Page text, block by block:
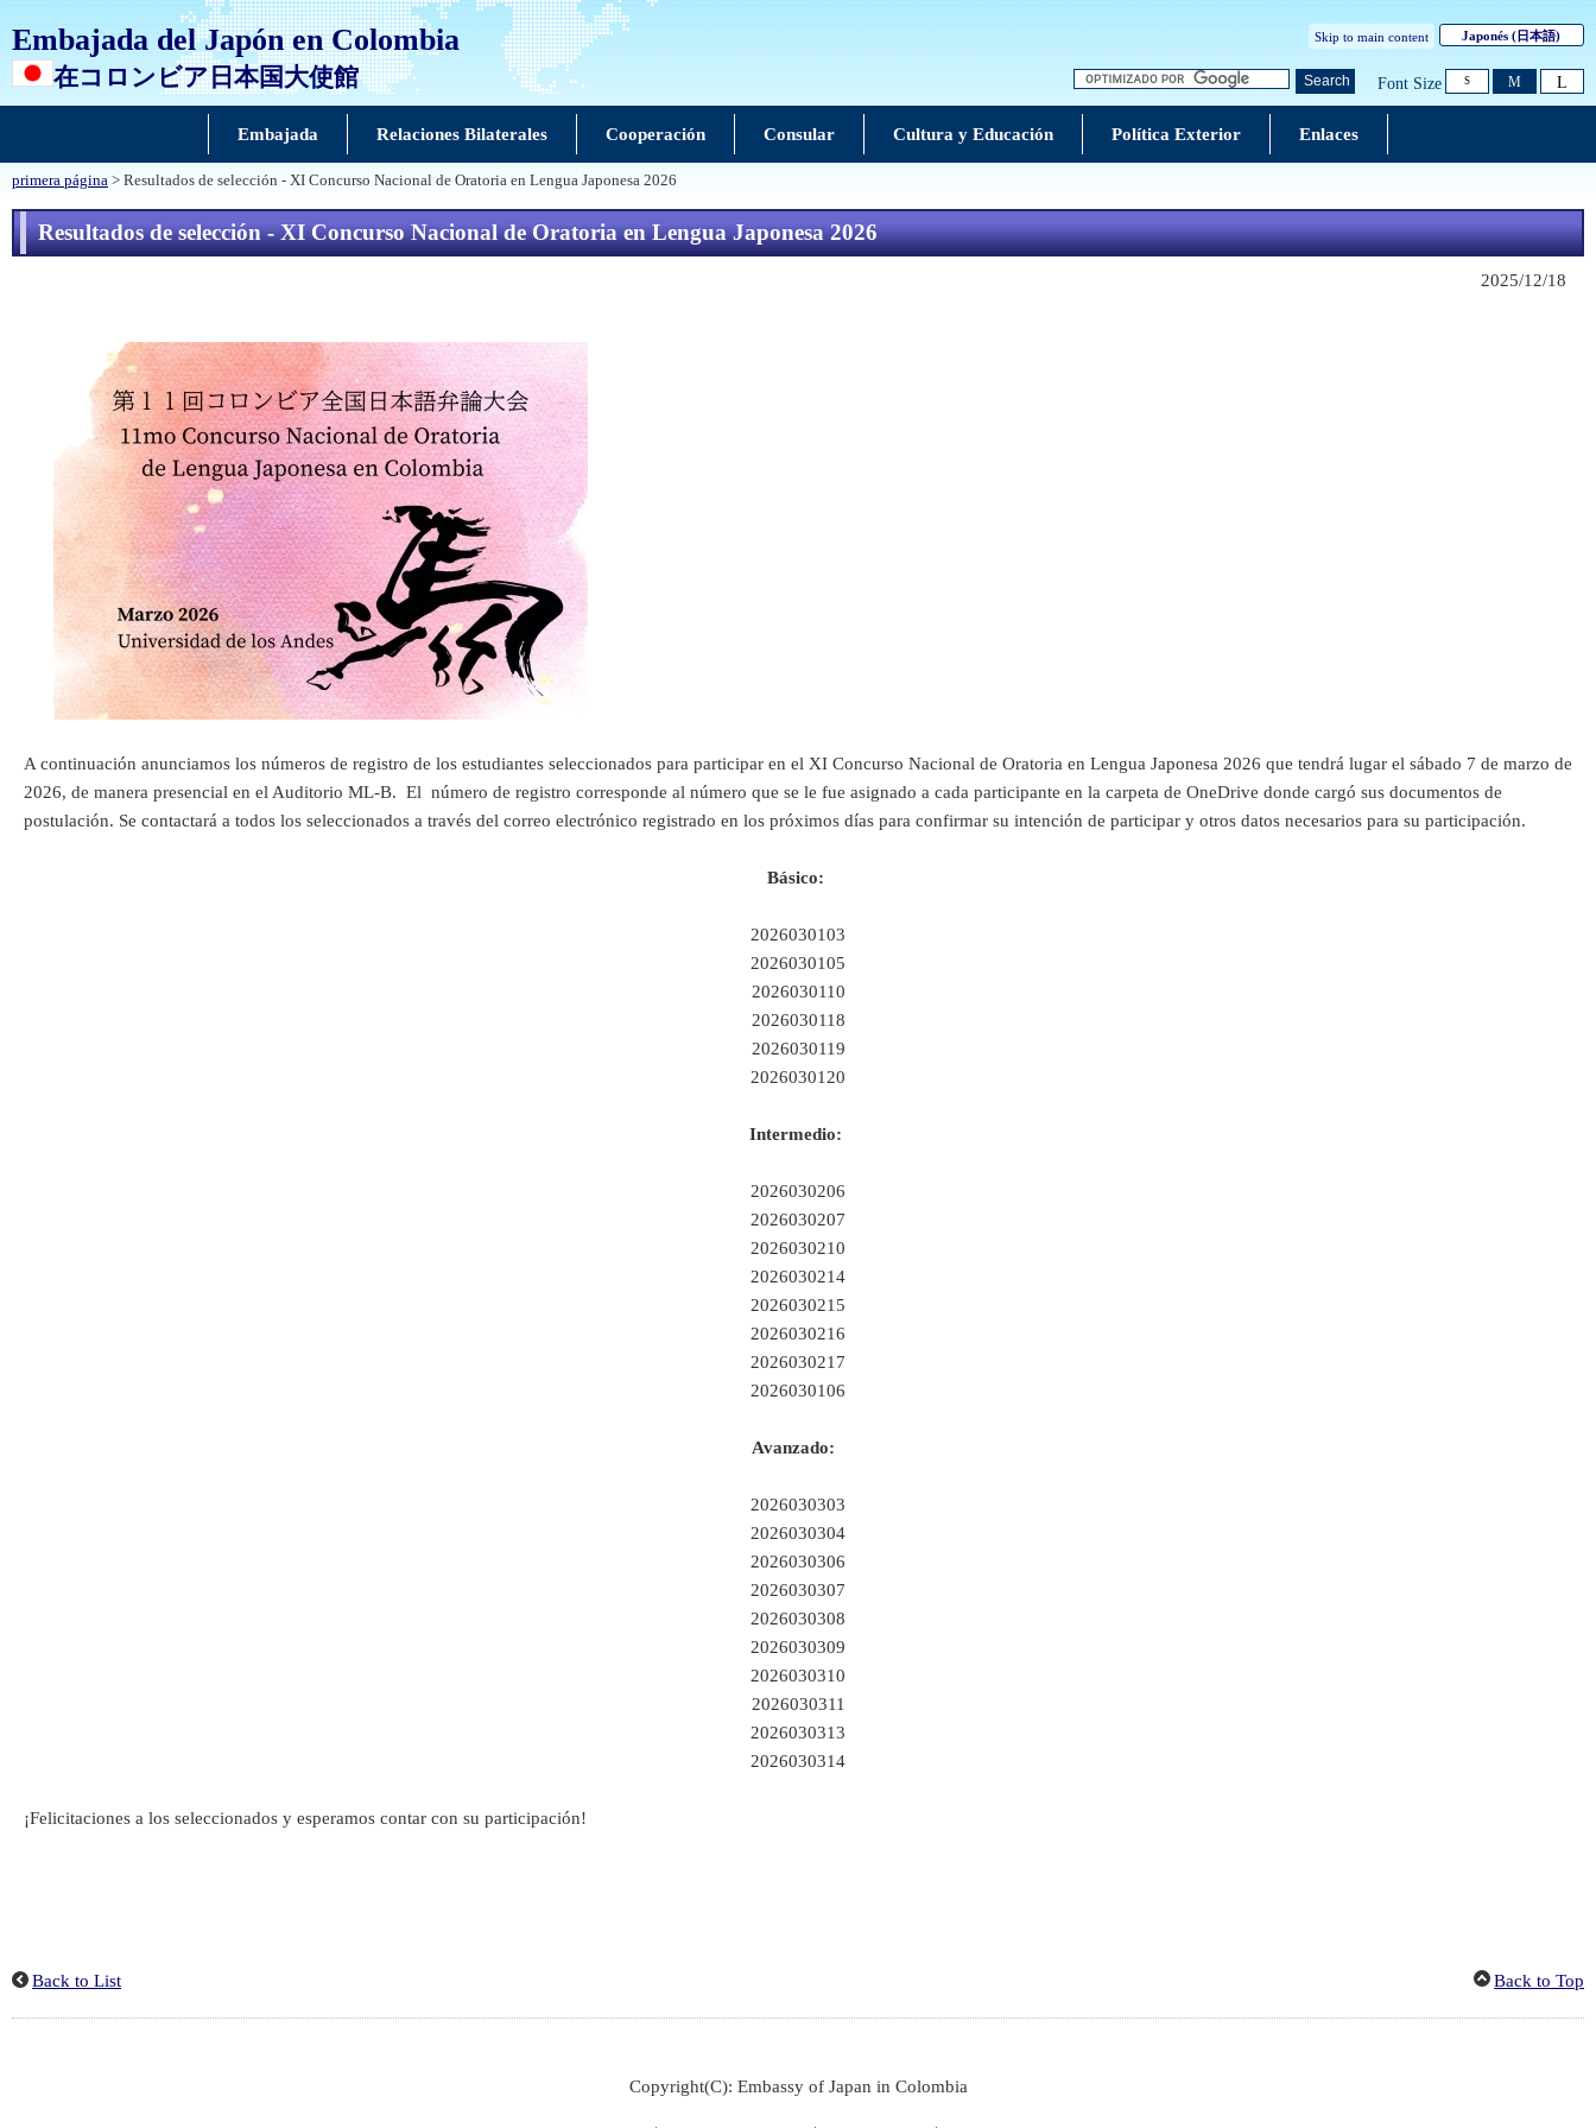
Embajada del Japón en Colombia
在コロンビア日本国大使館
Skip to main content Japonés(日本語)
Search Font Size S M L
Embajada Relaciones Bilaterales Cooperación Consular Cultura y Educación Política Exterior Enlaces
primera página > Resultados de selección - XI Concurso Nacional de Oratoria en Lengua Japonesa 2026
Resultados de selección - XI Concurso Nacional de Oratoria en Lengua Japonesa 2026
2025/12/18
A continuación anunciamos los números de registro de los estudiantes seleccionados para participar en el XI Concurso Nacional de Oratoria en Lengua Japonesa 2026 que tendrá lugar el sábado 7 de marzo de
2026, de manera presencial en el Auditorio ML-B. El número de registro corresponde al número que se le fue asignado a cada participante en la carpeta de OneDrive donde cargó sus documentos de
postulación. Se contactará a todos los seleccionados a través del correo electrónico registrado en los próximos días para confirmar su intención de participar y otros datos necesarios para su participación.
Básico:
2026030103
2026030105
2026030110
2026030118
2026030119
2026030120
Intermedio:
2026030206
2026030207
2026030210
2026030214
2026030215
2026030216
2026030217
2026030106
Avanzado:
2026030303
2026030304
2026030306
2026030307
2026030308
2026030309
2026030310
2026030311
2026030313
2026030314
¡Felicitaciones a los seleccionados y esperamos contar con su participación!
Back to List Back to Top
Copyright(C): Embassy of Japan in Colombia